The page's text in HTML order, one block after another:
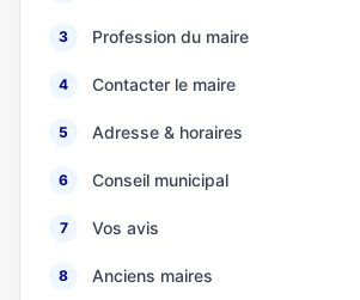
3 Profession du maire
4 Contacter le maire
5 Adresse & horaires
6 Conseil municipal
7 Vos avis
8 Anciens maires